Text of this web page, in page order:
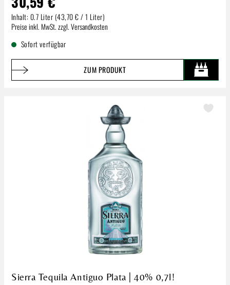
Inhalt: 0.7 Liter (43,70 € / 1 Liter)
Regulärer Preis:
Preise inkl. MwSt. zzgl. Versandkosten
Sofort verfügbar
ZUM PRODUKT
Sierra Tequila Antiguo Plata | 40% 0,7l!